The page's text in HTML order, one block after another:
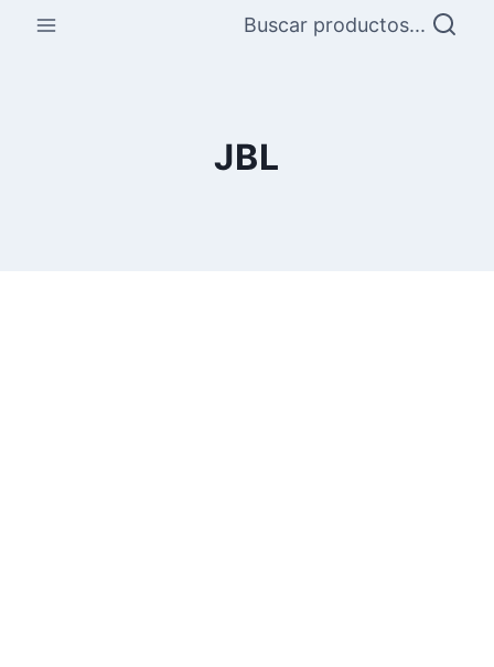
Saltar
Buscar productos...
JBL